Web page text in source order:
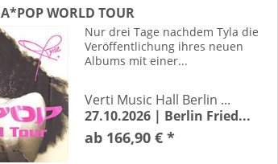
Deersheim
Magdeburg
Erlebnispark Memleben Kaiserpfalz Ot Memleben
Rosarium Sangerhausen
zu Magdeburg
Osterwieck
WORLD TOUR
Nur drei Tage nachdem Tyla die
Veröffentlichung ihres neuen
Albums mit einer...
Verti Music Hall Berlin ...
27.10.2026 | Berlin Fried...
ab 166,90 € *